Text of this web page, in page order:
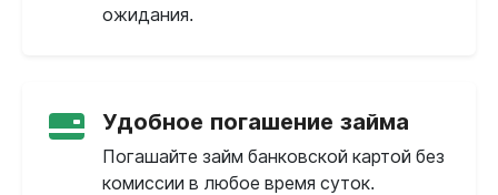
ожидания.
Удобное погашение займа
Погашайте займ банковской картой без
комиссии в любое время суток.